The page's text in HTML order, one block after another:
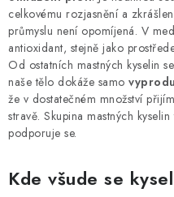
MUŽI
OSTATNÍ
DOVOLENÁ
Proč Botanic?
Kontakty
celkovému rozjasnění a
průmyslu není opomíjená. V
antioxidant, stejně jako
Od ostatních mastných kyselin se
naše tělo dokáže samo
že v dostatečném množství
stravě. Skupina mastných
podporuje se.
Kde všude se